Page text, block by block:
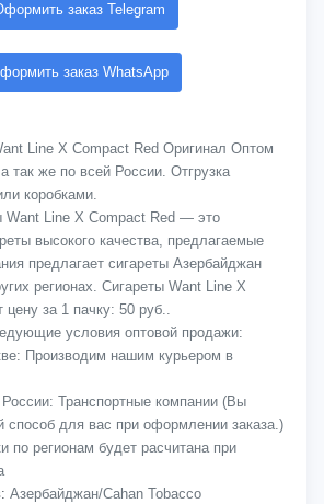
заказ Telegram
заказ WhatsApp
Line X Compact Red Оригинал Оптом
так же по всей России. Отгрузка
коробками.
Want Line X Compact Red — это
высокого качества, предлагаемые
предлагает сигареты Азербайджан
регионах. Сигареты Want Line X
цену за 1 пачку: 50 руб..
условия оптовой продажи:
Производим нашим курьером в
Транспортные компании (Вы
способ для вас при оформлении заказа.)
по регионам будет расчитана при
Азербайджан/Cahan Tobacco